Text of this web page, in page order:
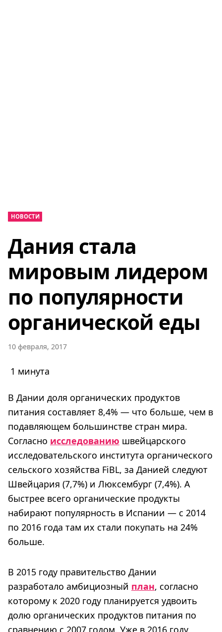
НОВОСТИ
Дания стала
мировым лидером
по популярности
органической еды
10 февраля, 2017
1 минута
В Дании доля органических продуктов
питания составляет 8,4% — что больше, чем в
подавляющем большинстве стран мира.
Согласно исследованию швейцарского
исследовательского института органического
сельского хозяйства FiBL, за Данией следуют
Швейцария (7,7%) и Люксембург (7,4%). А
быстрее всего органические продукты
набирают популярность в Испании — с 2014
по 2016 года там их стали покупать на 24%
больше.
В 2015 году правительство Дании
разработало амбициозный план, согласно
которому к 2020 году планируется удвоить
долю органических продуктов питания по
сравнению с 2007 годом. Уже в 2016 году